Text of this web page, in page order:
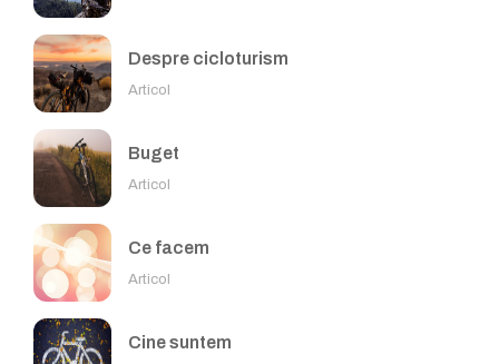
Despre cicloturism
Articol
Buget
Articol
Ce facem
Articol
Cine suntem